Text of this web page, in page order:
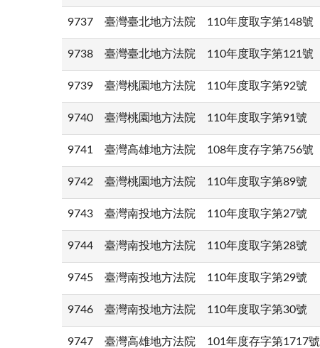
9737 臺灣臺北地方法院 110年度取字第148號
9738 臺灣臺北地方法院 110年度取字第121號
9739 臺灣桃園地方法院 110年度取字第92號
9740 臺灣桃園地方法院 110年度取字第91號
9741 臺灣高雄地方法院 108年度存字第756號
9742 臺灣桃園地方法院 110年度取字第89號
9743 臺灣南投地方法院 110年度取字第27號
9744 臺灣南投地方法院 110年度取字第28號
9745 臺灣南投地方法院 110年度取字第29號
9746 臺灣南投地方法院 110年度取字第30號
9747 臺灣高雄地方法院 101年度存字第1717號